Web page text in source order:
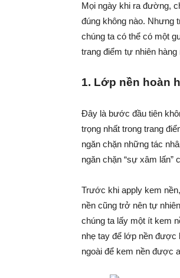
Mọi ngày khi ra đường,
đúng không nào. Nhưng
chúng ta có thể có một
trang điểm tự nhiên
1. Lớp nền hoàn
Đây là bước đầu tiên
trọng nhất trong trang
ngăn chặn những tác
ngăn chặn “sự xâm lấn”
Trước khi apply kem
nền cũng trở nên tự
chúng ta lấy một ít kem
nhẹ tay để lớp nền được
ngoài để kem nền được